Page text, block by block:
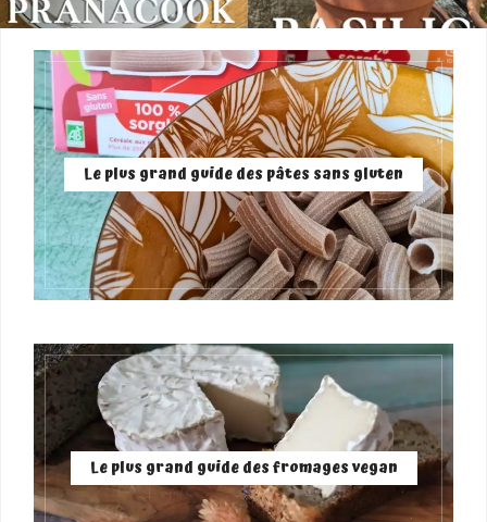
Le plus grand guide des pâtes sans gluten
Le plus grand guide des fromages vegan